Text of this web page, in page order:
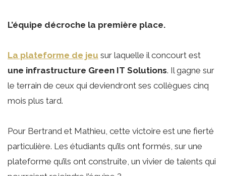
L’équipe décroche la première place.
La plateforme de jeu sur laquelle il concourt est
une infrastructure Green IT Solutions. Il gagne sur
le terrain de ceux qui deviendront ses collègues cinq
mois plus tard.
Pour Bertrand et Mathieu, cette victoire est une fierté
particulière. Les étudiants qu’ils ont formés, sur une
plateforme qu’ils ont construite, un vivier de talents qui